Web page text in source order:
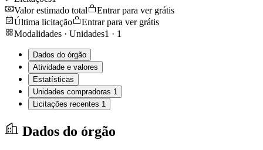
Valor estimado total
Entrar para ver grátis
Última licitação
Entrar para ver grátis
Modalidades · Unidades1 · 1
Dados do órgão
Atividade e valores
Estatísticas
Unidades compradoras 1
Licitações recentes 1
Dados do órgão